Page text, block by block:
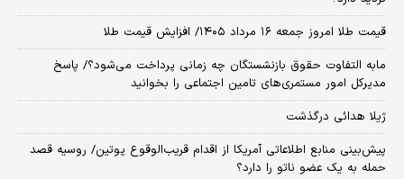
قیمت طلا امروز جمعه ۱۶ مرداد ۱۴۰۵/ افزایش قیمت طلا
مابه التفاوت حقوق بازنشستگان چه زمانی پرداخت می‌شود؟/ پاسخ
مدیرکل امور مستمری‌های تامین اجتماعی را بخوانید
ژیلا هدائی درگذشت
پیش‌بینی منابع اطلاعاتی آمریکا از اقدام قریب‌الوقوع پوتین/ روسیه قصد
حمله به یک عضو ناتو را دارد؟